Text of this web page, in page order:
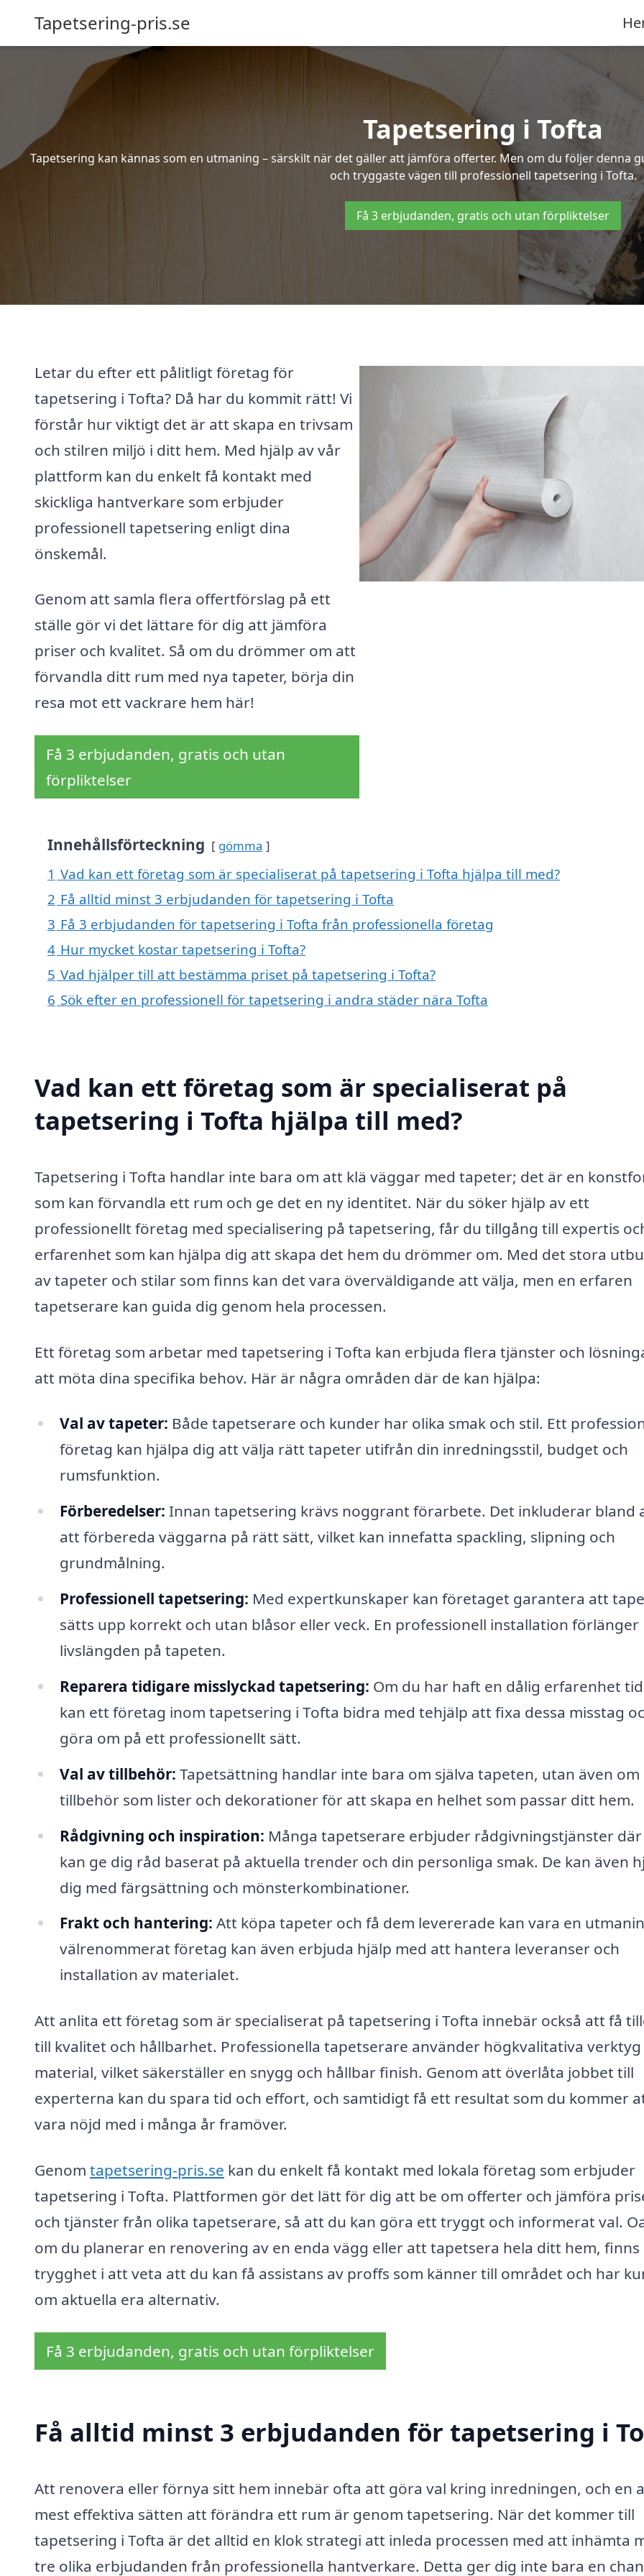
Tapetsering-pris.se
Tapetsering i Tofta
Tapetsering kan kännas som en utmaning – särskilt när det gäller att jämföra offerter. Men om du följer denna
och tryggaste vägen till professionell tapetsering i Tofta.
Få 3 erbjudanden, gratis och utan förpliktelser
Letar du efter ett pålitligt företag för
tapetsering i Tofta? Då har du kommit rätt! Vi
förstår hur viktigt det är att skapa en trivsam
och stilren miljö i ditt hem. Med hjälp av vår
plattform kan du enkelt få kontakt med
skickliga hantverkare som erbjuder
professionell tapetsering enligt dina
önskemål.
Genom att samla flera offertförslag på ett
ställe gör vi det lättare för dig att jämföra
priser och kvalitet. Så om du drömmer om att
förvandla ditt rum med nya tapeter, börja din
resa mot ett vackrare hem här!
Få 3 erbjudanden, gratis och utan
förpliktelser
Innehållsförteckning gömma
1 Vad kan ett företag som är specialiserat på tapetsering i Tofta hjälpa till med?
2 Få alltid minst 3 erbjudanden för tapetsering i Tofta
3 Få 3 erbjudanden för tapetsering i Tofta från professionella företag
4 Hur mycket kostar tapetsering i Tofta?
5 Vad hjälper till att bestämma priset på tapetsering i Tofta?
6 Sök efter en professionell för tapetsering i andra städer nära Tofta
Vad kan ett företag som är specialiserat på
tapetsering i Tofta hjälpa till med?
Tapetsering i Tofta handlar inte bara om att klä väggar med tapeter; det är en
som kan förvandla ett rum och ge det en ny identitet. När du söker hjälp av ett
professionellt företag med specialisering på tapetsering, får du tillgång till expertis
erfarenhet som kan hjälpa dig att skapa det hem du drömmer om. Med det stora
av tapeter och stilar som finns kan det vara överväldigande att välja, men en erfaren
tapetserare kan guida dig genom hela processen.
Ett företag som arbetar med tapetsering i Tofta kan erbjuda flera tjänster och
att möta dina specifika behov. Här är några områden där de kan hjälpa:
Val av tapeter: Både tapetserare och kunder har olika smak och stil. Ett
företag kan hjälpa dig att välja rätt tapeter utifrån din inredningsstil, budget och
rumsfunktion.
Förberedelser: Innan tapetsering krävs noggrant förarbete. Det inkluderar bland
att förbereda väggarna på rätt sätt, vilket kan innefatta spackling, slipning och
grundmålning.
Professionell tapetsering: Med expertkunskaper kan företaget garantera att
sätts upp korrekt och utan blåsor eller veck. En professionell installation förlänger
livslängden på tapeten.
Reparera tidigare misslyckad tapetsering: Om du har haft en dålig erfarenhet
kan ett företag inom tapetsering i Tofta bidra med tehjälp att fixa dessa misstag
göra om på ett professionellt sätt.
Val av tillbehör: Tapetsättning handlar inte bara om själva tapeten, utan även om
tillbehör som lister och dekorationer för att skapa en helhet som passar ditt hem.
Rådgivning och inspiration: Många tapetserare erbjuder rådgivningstjänster där
kan ge dig råd baserat på aktuella trender och din personliga smak. De kan även
dig med färgsättning och mönsterkombinationer.
Frakt och hantering: Att köpa tapeter och få dem levererade kan vara en
välrenommerat företag kan även erbjuda hjälp med att hantera leveranser och
installation av materialet.
Att anlita ett företag som är specialiserat på tapetsering i Tofta innebär också att få
till kvalitet och hållbarhet. Professionella tapetserare använder högkvalitativa verktyg
material, vilket säkerställer en snygg och hållbar finish. Genom att överlåta jobbet till
experterna kan du spara tid och effort, och samtidigt få ett resultat som du kommer
vara nöjd med i många år framöver.
Genom tapetsering-pris.se kan du enkelt få kontakt med lokala företag som erbjuder
tapetsering i Tofta. Plattformen gör det lätt för dig att be om offerter och jämföra
och tjänster från olika tapetserare, så att du kan göra ett tryggt och informerat val.
om du planerar en renovering av en enda vägg eller att tapetsera hela ditt hem, finns
trygghet i att veta att du kan få assistans av proffs som känner till området och har
om aktuella era alternativ.
Få 3 erbjudanden, gratis och utan förpliktelser
Få alltid minst 3 erbjudanden för tapetsering i
Att renovera eller förnya sitt hem innebär ofta att göra val kring inredningen, och en
mest effektiva sätten att förändra ett rum är genom tapetsering. När det kommer till
tapetsering i Tofta är det alltid en klok strategi att inleda processen med att inhämta
tre olika erbjudanden från professionella hantverkare. Detta ger dig inte bara en